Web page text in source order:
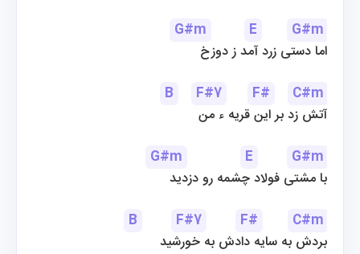
G#m
E
G#m
اما دستی زرد آمد ز دوزخ
B
F#7 F#
C#m
آتش زد بر این قریه ء من
G#m
E
G#m
با مشتی فولاد چشمه رو دزدید
B
F#7 F#
C#m
بردش به سایه دادش به خورشید